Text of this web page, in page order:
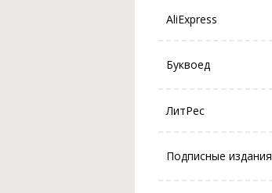
AliExpress
Буквоед
ЛитРес
Подписные издания